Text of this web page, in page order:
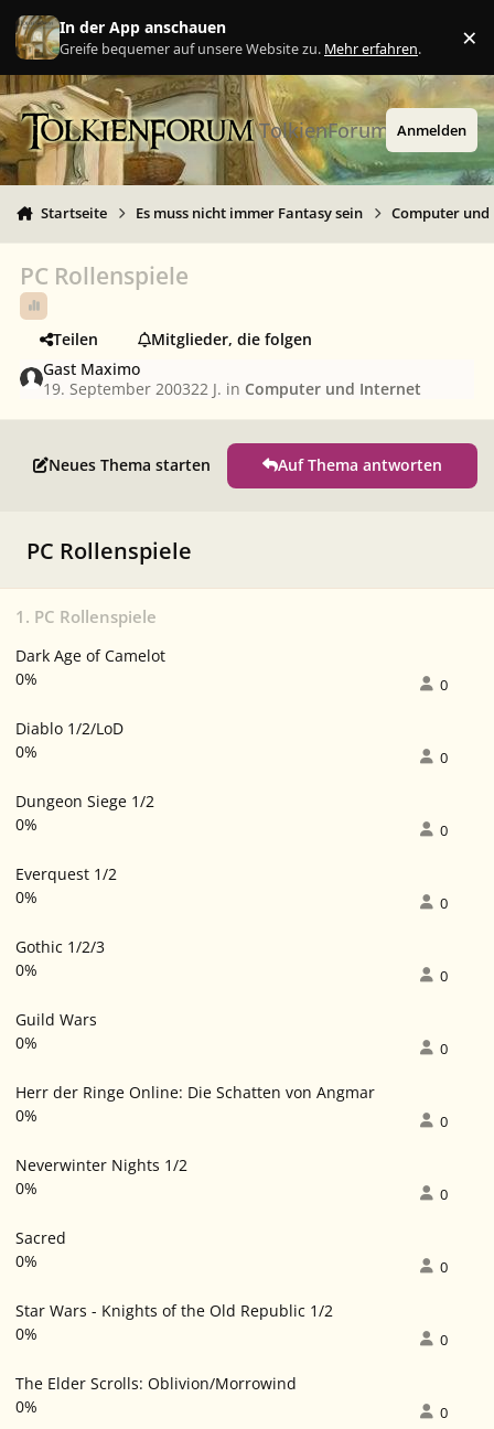
Zu Inhalt springen
In der App anschauen
Greife bequemer auf unsere Website zu. Mehr erfahren. ×
TolkienForum Anmelden
Startseite Es muss nicht immer Fantasy sein Computer
PC Rollenspiele
Teilen
Mitglieder, die folgen
Gast Maximo
19. September 200322 J. in Computer und Internet
Neues Thema starten Auf Thema antworten
PC Rollenspiele
1. PC Rollenspiele
Dark Age of Camelot
0%
0
Diablo 1/2/LoD
0%
0
Dungeon Siege 1/2
0%
0
Everquest 1/2
0%
0
Gothic 1/2/3
0%
0
Guild Wars
0%
0
Herr der Ringe Online: Die Schatten von Angmar
0%
0
Neverwinter Nights 1/2
0%
0
Sacred
0%
0
Star Wars - Knights of the Old Republic 1/2
0%
0
The Elder Scrolls: Oblivion/Morrowind
0%
0